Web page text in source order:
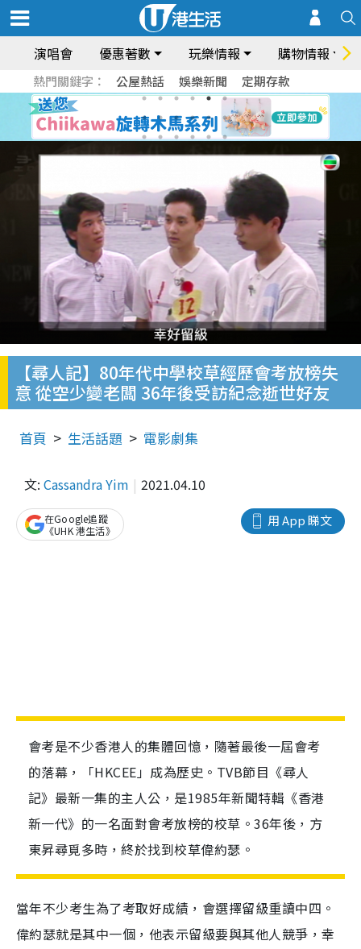
演唱會 優惠著數 玩樂情報 購物情報
熱門關鍵字： 公屋熱話 娛樂新聞 定期存款
【尋人記】80年代中學校草經歷會考放榜失
意 從空少變老闆 36年後受訪紀念逝世好友
首頁 生活話題 電影劇集
文: Cassandra Yim 2021.04.10
用 App 睇文
在Google追蹤
《UHK 港生活》
會考是不少香港人的集體回憶，隨著最後一屆會考
的落幕，「HKCEE」成為歷史。TVB節目《尋人
記》最新一集的主人公，是1985年新聞特輯《香港
新一代》的一名面對會考放榜的校草。36年後，方
東昇尋覓多時，終於找到校草偉約瑟。
當年不少考生為了考取好成績，會選擇留級重讀中四。
偉約瑟就是其中一個，他表示留級要與其他人競爭，幸